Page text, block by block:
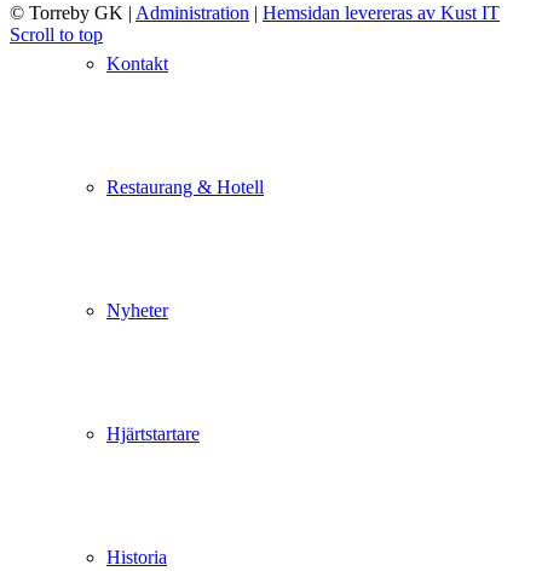
Kontakt
Restaurang & Hotell
Nyheter
Hjärtstartare
Historia
© Torreby GK | Administration | Hemsidan levereras av Kust IT
Scroll to top